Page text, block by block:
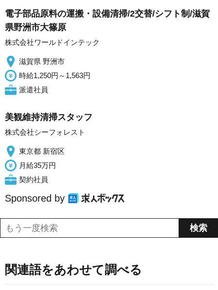
電子部品原料の運搬・設備清掃/2交替/シフト制/滋賀
県野洲市大篠原
株式会社ワールドインテック
滋賀県 野洲市
時給1,250円～1,563円
派遣社員
美観維持清掃スタッフ
株式会社シーフォレスト
東京都 新宿区
月給35万円
契約社員
Sponsored by
関連語をあわせて調べる